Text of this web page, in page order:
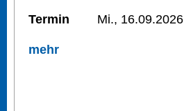
Termin Mi., 16.09.2026
mehr